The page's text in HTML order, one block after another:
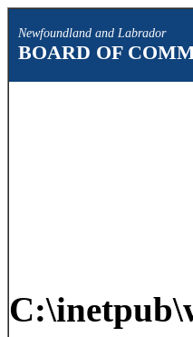
Newfoundland and Labrador
BOARD OF